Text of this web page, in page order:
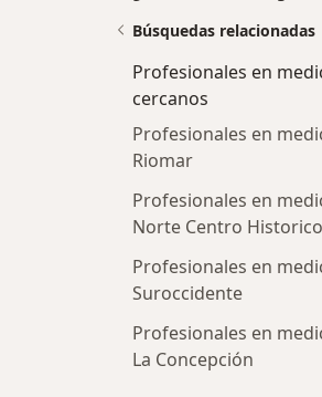
Búsquedas relacionadas
Profesionales en
cercanos
Profesionales en
Riomar
Profesionales en
Norte Centro Historico
Profesionales en
Suroccidente
Profesionales en
La Concepción